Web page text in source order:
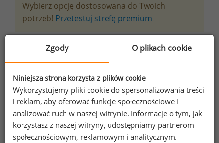
Wybierz opcję dostosowana do Twoich
potrzeb! Przetestuj strefę premium.
Chcesz na bieżąco śledzić najnowsze informacje o
wynagrodzeniach?
Zapisz się do newslettera!
Wyrażam zgodę na przetwarzanie moich
danych osobowych zawartych w
Zgody O plikach cookie
Niniejsza strona korzysta z plików cookie
Wykorzystujemy pliki cookie do spersonalizowania treści
i reklam, aby oferować funkcje społecznościowe i
analizować ruch w naszej witrynie. Informacje o tym, jak
korzystasz z naszej witryny, udostępniamy partnerom
społecznościowym, reklamowym i analitycznym.